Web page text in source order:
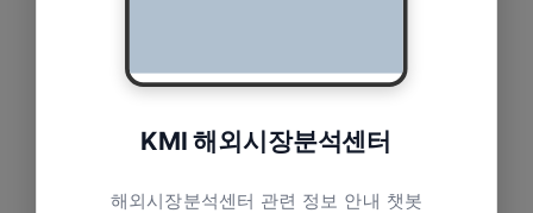
KMI 해외시장분석센터
해외시장분석센터 관련 정보 안내 챗봇